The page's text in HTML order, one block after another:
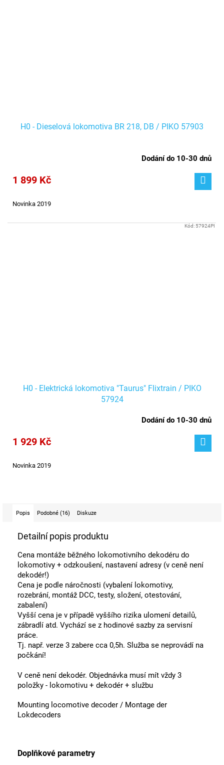
H0 - Dieselová lokomotiva BR 218, DB / PIKO 57903
Dodání do 10-30 dnů
1 899 Kč
Novinka 2019
H0 - Elektrická lokomotiva "Taurus" Flixtrain / PIKO
57924
Dodání do 10-30 dnů
1 929 Kč
Novinka 2019
Kód: 57924PI
Popis Podobné (16) Diskuze
Detailní popis produktu
Cena montáže běžného lokomotivního dekodéru do
lokomotivy + odzkoušení, nastavení adresy (v ceně není
dekodér!)
Cena je podle náročnosti (vybalení lokomotivy,
rozebrání, montáž DCC, testy, složení, otestování,
zabalení)
Vyšší cena je v případě vyššího rizika ulomení detailů,
zábradlí atd. Vychází se z hodinové sazby za servisní
práce.
Tj. např. verze 3 zabere cca 0,5h. Služba se neprovádí na
počkání!
V ceně není dekodér. Objednávka musí mít vždy 3
položky - lokomotivu + dekodér + službu
Mounting locomotive decoder / Montage der
Lokdecoders
Doplňkové parametry